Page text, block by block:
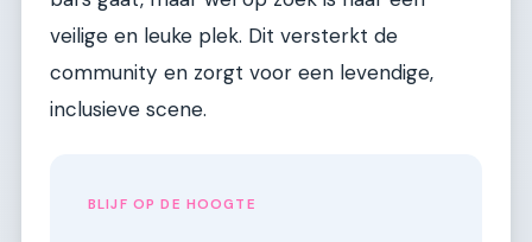
veilige en leuke plek. Dit versterkt de
community en zorgt voor een levendige,
inclusieve scene.
BLIJF OP DE HOOGTE